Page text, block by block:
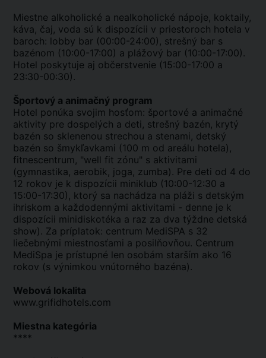
Miestne alkoholické a nealkoholické nápoje, koktaily,
káva, čaj, voda sú k dispozícii v priestoroch hotela v
baroch: lobby bar (00:00-24:00), strešný bar s
bazénom (10:00-17:00) a plážový bar (10:00-17:00).
Hotel poskytuje aj občerstvenie (15:00-17:00 a
23:30-00:30).
Športový a animačný program
Hotel ponúka svojim hosťom: športové a animačné
aktivity pre dospelých a deti, strešný bazén, krytý
bazén so sklenenou strechou a stenami, detský
bazén so šmykľavkami (100 m od areálu hotela),
fitnescentrum, "well fit zónu" s aktivitami
(gymnastika, aerobik, joga, zumba). Pre deti od 4 do
12 rokov je k dispozícii miniklub (10:00-12:30 a
15:00-17:30), ktorý sa nachádza na pláži s detským
ihriskom a každodennými aktivitami - denne je k
dispozícii minidiskotéka a raz za dva týždne detská
show). Za príplatok: centrum MediSPA s 32
liečebnými miestnosťami a posilňovňou. Centrum
MediSpa je prístupné len osobám starším ako 16
rokov (s výnimkou vnútorného bazéna).
Webová lokalita
www.grifidhotels.com
Miestna kategória
****